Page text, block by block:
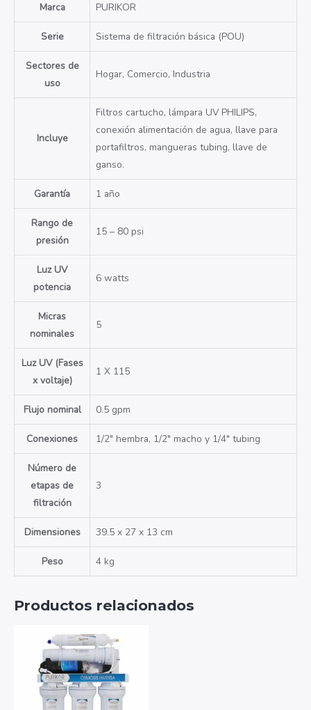
Marca PURIKOR
Serie Sistema de filtración básica (POU)
Sectores de
uso
Hogar, Comercio, Industria
Incluye
Filtros cartucho, lámpara UV PHILIPS,
conexión alimentación de agua, llave para
portafiltros, mangueras tubing, llave de
ganso.
Garantía 1 año
Rango de
presión
15 – 80 psi
Luz UV
potencia
6 watts
Micras
nominales
5
Luz UV (Fases
x voltaje)
1 X 115
Flujo nominal 0.5 gpm
Conexiones 1/2″ hembra, 1/2″ macho y 1/4″ tubing
Número de
etapas de
filtración
3
Dimensiones 39.5 x 27 x 13 cm
Peso 4 kg
Productos relacionados